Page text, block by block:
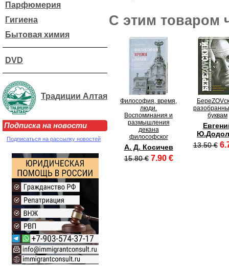
Парфюмерия
Гигиена
Бытовая химия
DVD
Традиции Алтая
Подписка на новости
Подписаться на рассылку новостей
С этим товаром
Философия, время,
люди.
Воспоминания и
размышления
декана
философског
А. Д. Косичев
15.80 € 7.90 €
буквам
13.50 €